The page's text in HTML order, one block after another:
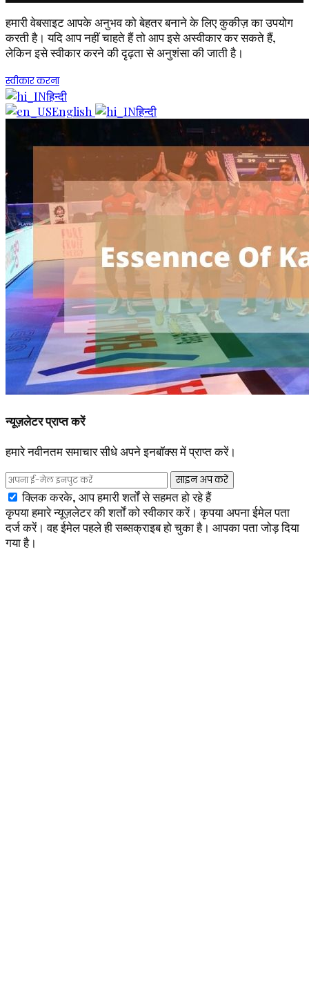
हमारी वेबसाइट आपके अनुभव को बेहतर बनाने के लिए कुकीज़ का उपयोग
करती है। यदि आप नहीं चाहते हैं तो आप इसे अस्वीकार कर सकते हैं,
लेकिन इसे स्वीकार करने की दृढ़ता से अनुशंसा की जाती है।
स्वीकार करना
हिन्दी
English
हिन्दी
न्यूज़लेटर प्राप्त करें
हमारे नवीनतम समाचार सीधे अपने इनबॉक्स में प्राप्त करें।
साइन अप करें
क्लिक करके, आप हमारी शर्तों से सहमत हो रहे हैं
कृपया हमारे न्यूज़लेटर की शर्तों को स्वीकार करें। कृपया अपना ईमेल पता
दर्ज करें। वह ईमेल पहले ही सब्सक्राइब हो चुका है। आपका पता जोड़ दिया
गया है।